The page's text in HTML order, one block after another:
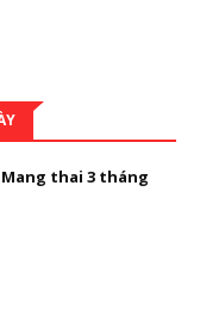
thai 3 tháng